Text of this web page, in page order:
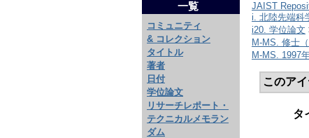
一覧
コミュニティ
& コレクション
タイトル
著者
日付
学位論文
リサーチレポート・
テクニカルメモラン
ダム
JAIST
i. 北陸先端科
i20. 学位論文
M-MS. 修士
M-MS. 1997
このア
タ